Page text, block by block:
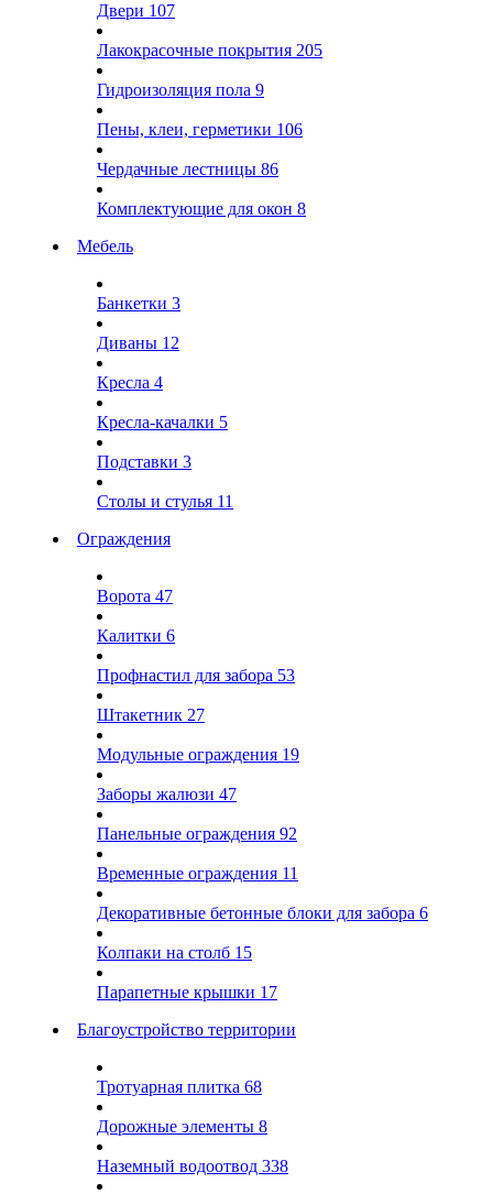
Двери 107
Лакокрасочные покрытия 205
Гидроизоляция пола 9
Пены, клеи, герметики 106
Чердачные лестницы 86
Комплектующие для окон 8
Мебель
Банкетки 3
Диваны 12
Кресла 4
Кресла-качалки 5
Подставки 3
Столы и стулья 11
Ограждения
Ворота 47
Калитки 6
Профнастил для забора 53
Штакетник 27
Модульные ограждения 19
Заборы жалюзи 47
Панельные ограждения 92
Временные ограждения 11
Декоративные бетонные блоки для забора 6
Колпаки на столб 15
Парапетные крышки 17
Благоустройство территории
Тротуарная плитка 68
Дорожные элементы 8
Наземный водоотвод 338